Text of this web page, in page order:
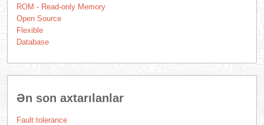
ROM - Read-only Memory
Open Source
Flexible
Database
Ən son axtarılanlar
Fault tolerance